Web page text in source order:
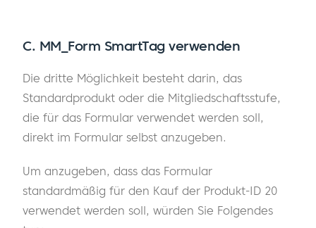
C. MM_Form SmartTag verwenden
Die dritte Möglichkeit besteht darin, das
Standardprodukt oder die Mitgliedschaftsstufe,
die für das Formular verwendet werden soll,
direkt im Formular selbst anzugeben.
Um anzugeben, dass das Formular
standardmäßig für den Kauf der Produkt-ID 20
verwendet werden soll, würden Sie Folgendes